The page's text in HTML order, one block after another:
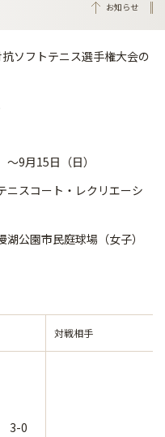
お知らせ
ソフトテニス選手権大会の
月15日（日）
コート・レクリエーシ
市民庭球場（女子）
対戦相手
3-0